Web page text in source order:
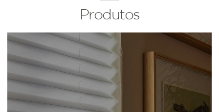
Produtos